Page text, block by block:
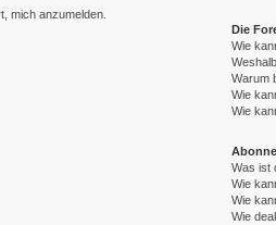
mich anzumelden.
Die
Wie
Warum
Wie
Wie
Was ist
Wie
Wie
Wie